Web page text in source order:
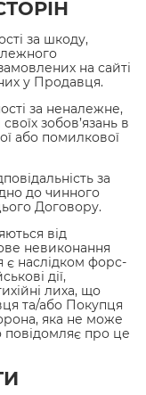
за шкоду,
на сайті
у Продавця.
за неналежне,
зобов’язань в
або помилкової
за
до чинного
Договору.
від
невиконання
є наслідком форс-
дії,
лиха, що
та/або Покупця
яка не може
повідомляє про це